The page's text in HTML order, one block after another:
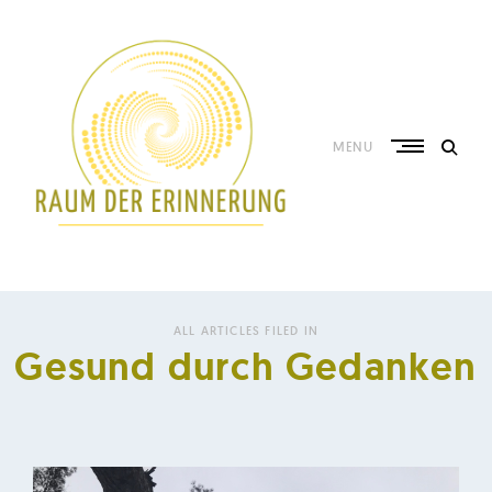
i
y
u
MENU
ALL ARTICLES FILED IN
Gesund durch Gedanken